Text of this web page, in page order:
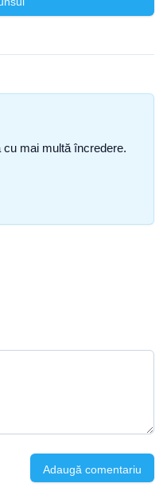
mai multă încredere.
Adaugă comentariu